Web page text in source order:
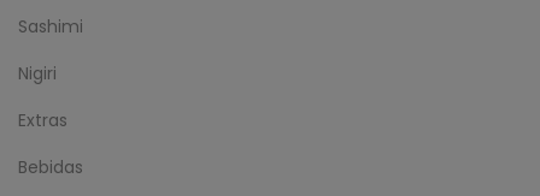
Sashimi
Nigiri
Extras
Bebidas